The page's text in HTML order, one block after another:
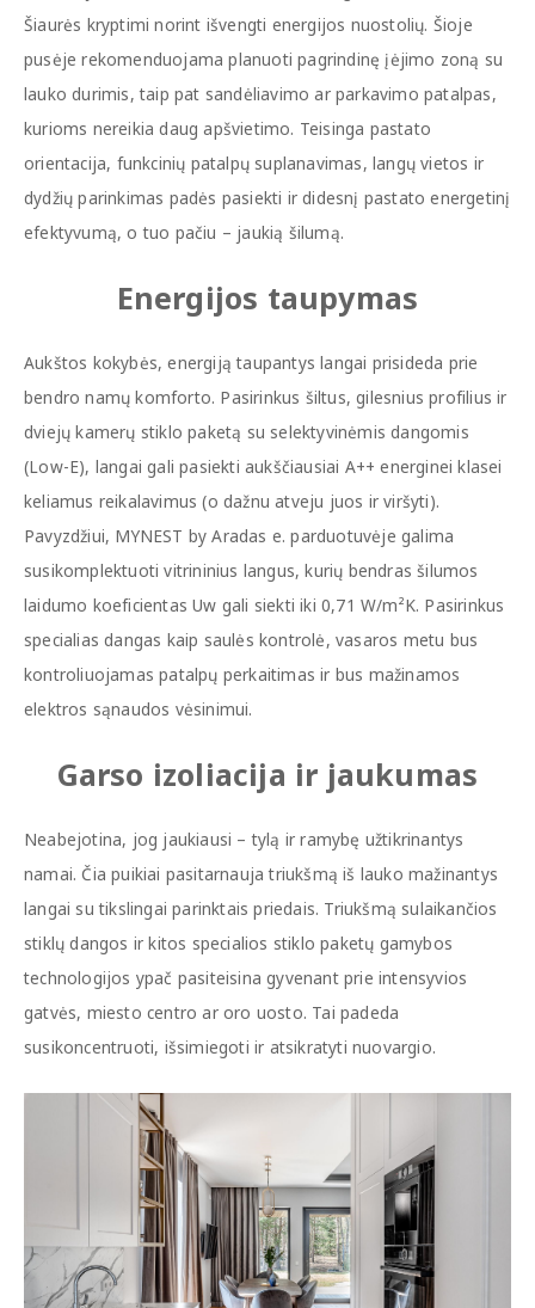
Šiaurės kryptimi norint išvengti energijos nuostolių. Šioje
pusėje rekomenduojama planuoti pagrindinę įėjimo zoną su
lauko durimis, taip pat sandėliavimo ar parkavimo patalpas,
kurioms nereikia daug apšvietimo. Teisinga pastato
orientacija, funkcinių patalpų suplanavimas, langų vietos ir
dydžių parinkimas padės pasiekti ir didesnį pastato energetinį
efektyvumą, o tuo pačiu – jaukią šilumą.
Energijos taupymas
Aukštos kokybės, energiją taupantys langai prisideda prie
bendro namų komforto. Pasirinkus šiltus, gilesnius profilius ir
dviejų kamerų stiklo paketą su selektyvinėmis dangomis
(Low-E), langai gali pasiekti aukščiausiai A++ energinei klasei
keliamus reikalavimus (o dažnu atveju juos ir viršyti).
Pavyzdžiui, MYNEST by Aradas e. parduotuvėje galima
susikomplektuoti vitrininius langus, kurių bendras šilumos
laidumo koeficientas Uw gali siekti iki 0,71 W/m²K. Pasirinkus
specialias dangas kaip saulės kontrolė, vasaros metu bus
kontroliuojamas patalpų perkaitimas ir bus mažinamos
elektros sąnaudos vėsinimui.
Garso izoliacija ir jaukumas
Neabejotina, jog jaukiausi – tylą ir ramybę užtikrinantys
namai. Čia puikiai pasitarnauja triukšmą iš lauko mažinantys
langai su tikslingai parinktais priedais. Triukšmą sulaikančios
stiklų dangos ir kitos specialios stiklo paketų gamybos
technologijos ypač pasiteisina gyvenant prie intensyvios
gatvės, miesto centro ar oro uosto. Tai padeda
susikoncentruoti, išsimiegoti ir atsikratyti nuovargio.